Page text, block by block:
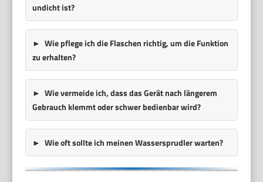
undicht ist?
Wie pflege ich die Flaschen richtig, um die Funktion
zu erhalten?
Wie vermeide ich, dass das Gerät nach längerem
Gebrauch klemmt oder schwer bedienbar wird?
Wie oft sollte ich meinen Wassersprudler warten?